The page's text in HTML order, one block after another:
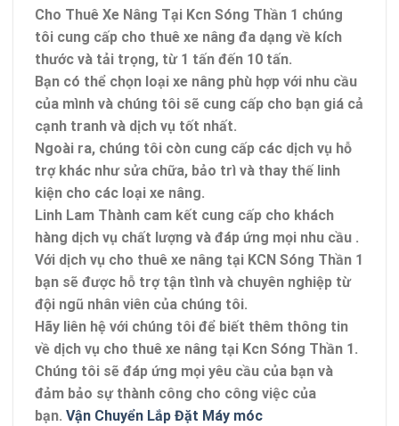
Cho Thuê Xe Nâng Tại Kcn Sóng Thần 1 chúng
tôi cung cấp cho thuê xe nâng đa dạng về kích
thước và tải trọng, từ 1 tấn đến 10 tấn.
Bạn có thể chọn loại xe nâng phù hợp với nhu cầu
của mình và chúng tôi sẽ cung cấp cho bạn giá cả
cạnh tranh và dịch vụ tốt nhất.
Ngoài ra, chúng tôi còn cung cấp các dịch vụ hỗ
trợ khác như sửa chữa, bảo trì và thay thế linh
kiện cho các loại xe nâng.
Linh Lam Thành cam kết cung cấp cho khách
hàng dịch vụ chất lượng và đáp ứng mọi nhu cầu .
Với dịch vụ cho thuê xe nâng tại KCN Sóng Thần 1
bạn sẽ được hỗ trợ tận tình và chuyên nghiệp từ
đội ngũ nhân viên của chúng tôi.
Hãy liên hệ với chúng tôi để biết thêm thông tin
về dịch vụ cho thuê xe nâng tại Kcn Sóng Thần 1.
Chúng tôi sẽ đáp ứng mọi yêu cầu của bạn và
đảm bảo sự thành công cho công việc của
bạn. Vận Chuyển Lắp Đặt Máy móc